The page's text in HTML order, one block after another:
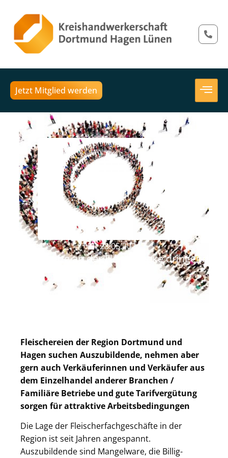
Jetzt Mitglied werden
28.05.2024
Verkaufskräfte an der Fleischtheke dringend
Fleischereien der Region Dortmund und
Hagen suchen Auszubildende, nehmen aber
gern auch Verkäuferinnen und Verkäufer aus
dem Einzelhandel anderer Branchen /
Familiäre Betriebe und gute Tarifvergütung
sorgen für attraktive Arbeitsbedingungen
Die Lage der Fleischerfachgeschäfte in der
Region ist seit Jahren angespannt.
Auszubildende sind Mangelware, die Billig-